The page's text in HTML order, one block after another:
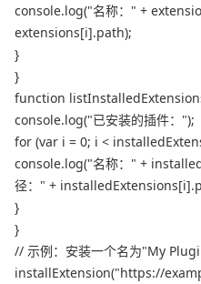
console.log("名称：" +
extensions[i].path);
}
}
function
console.log("已安装的插件：");
for (var i = 0; i <
console.log("名称：" +
径：" +
}
}
// 示例：安装一个名为"My
installExtension("https://